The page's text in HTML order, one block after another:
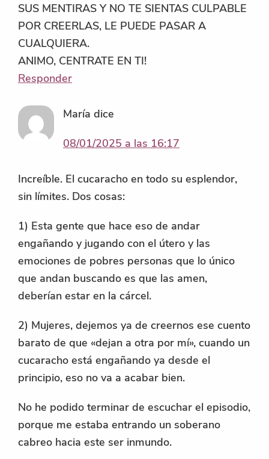
SUS MENTIRAS Y NO TE SIENTAS CULPABLE
POR CREERLAS, LE PUEDE PASAR A
CUALQUIERA.
ANIMO, CENTRATE EN TI!
Responder
María dice
08/01/2025 a las 16:17
Increíble. El cucaracho en todo su esplendor,
sin límites. Dos cosas:
1) Esta gente que hace eso de andar
engañando y jugando con el útero y las
emociones de pobres personas que lo único
que andan buscando es que las amen,
deberían estar en la cárcel.
2) Mujeres, dejemos ya de creernos ese cuento
barato de que «dejan a otra por mí», cuando un
cucaracho está engañando ya desde el
principio, eso no va a acabar bien.
No he podido terminar de escuchar el episodio,
porque me estaba entrando un soberano
cabreo hacia este ser inmundo.